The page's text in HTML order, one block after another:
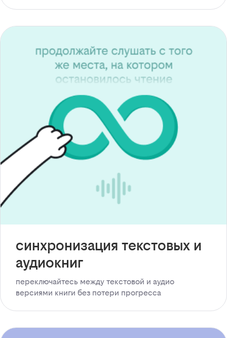
синхронизация текстовых и
аудиокниг
переключайтесь между текстовой и аудио
версиями книги без потери прогресса